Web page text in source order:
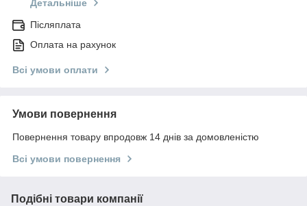
Детальніше
Післяплата
Оплата на рахунок
Всі умови оплати
Умови повернення
Повернення товару впродовж 14 днів за домовленістю
Всі умови повернення
Подібні товари компанії